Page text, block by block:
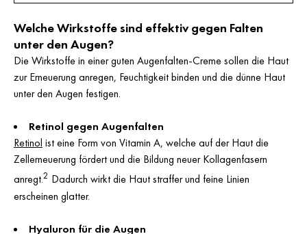
Welche Wirkstoffe sind effektiv gegen Falten
unter den Augen?
Die Wirkstoffe in einer guten Augenfalten-Creme sollen die Haut
zur Erneuerung anregen, Feuchtigkeit binden und die dünne Haut
unter den Augen festigen.
Retinol gegen Augenfalten
Retinol ist eine Form von Vitamin A, welche auf der Haut die
Zellerneuerung fördert und die Bildung neuer Kollagenfasern
anregt.2 Dadurch wirkt die Haut straffer und feine Linien
erscheinen glatter.
Hyaluron für die Augen